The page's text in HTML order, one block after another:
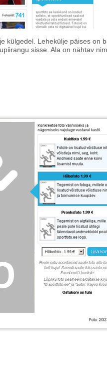
külgedel. Lehekülje päises on
sisse. Ala on nähtav